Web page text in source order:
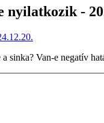
-
Van-e negatív